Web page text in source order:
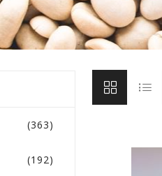
(363)
(192)